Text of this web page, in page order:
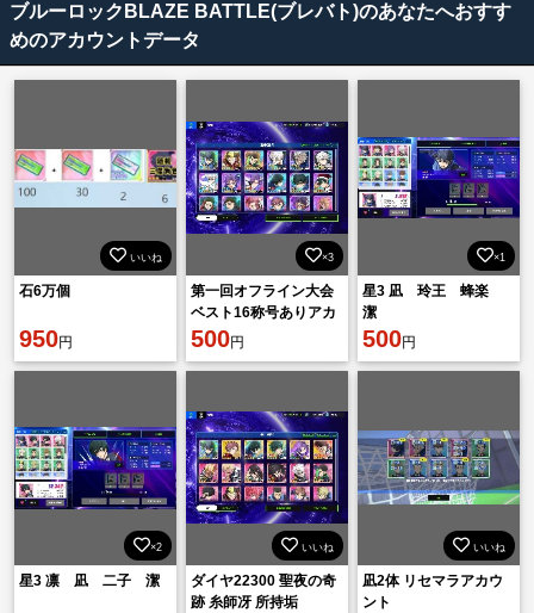
ブルーロックBLAZE BATTLE(ブレバト)のあなたへおすす
めのアカウントデータ
いいね
石6万個
950円
×3
第一回オフライン大会
ベスト16称号ありアカ
ウント
500円
×1
星3 凪 玲王 蜂楽
潔
500円
×2
星3 凛 凪 二子 潔
いいね
ダイヤ22300 聖夜の奇
跡 糸師冴 所持垢
いいね
凪2体 リセマラアカウ
ント